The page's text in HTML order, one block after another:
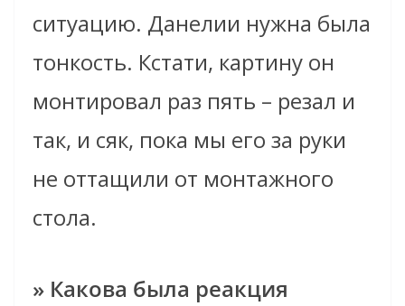
ситуацию. Данелии нужна была
тонкость. Кстати, картину он
монтировал раз пять – резал и
так, и сяк, пока мы его за руки
не оттащили от монтажного
стола.
» Какова была реакция